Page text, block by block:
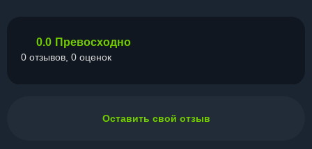
0.0 Превосходно
0 отзывов, 0 оценок
Оставить свой отзыв